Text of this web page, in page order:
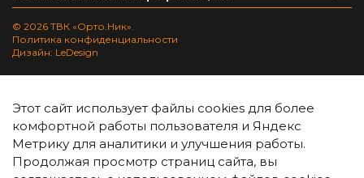
© 2026 ТВК «Орто.Ник».
Политика конфиденциальности
Дизайн: LeDesign
Этот сайт использует файлы cookies для более
комфортной работы пользователя и Яндекс
Метрику для аналитики и улучшения работы.
Продолжая просмотр страниц сайта, вы